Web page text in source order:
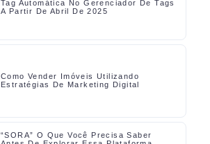
Tag Automática No Gerenciador De Tags
A Partir De Abril De 2025
Como Vender Imóveis Utilizando
Estratégias De Marketing Digital
“SORA” O Que Você Precisa Saber